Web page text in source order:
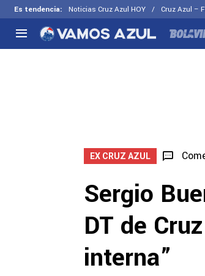
Es tendencia: Noticias Cruz Azul HOY Cruz Azul –
Selección Mexicana
EX CRUZ AZUL
Sergio
DT de
interna”